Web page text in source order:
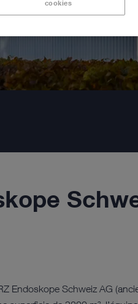
Endoskope Schweiz AG
cookies